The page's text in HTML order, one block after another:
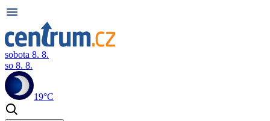
sobota 8. 8.
so 8. 8.
19°C